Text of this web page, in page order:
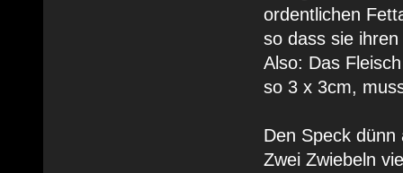
ordentlichen
so dass sie
Also: Das
so 3 x 3cm,
Den Speck
Zwei Zwiebeln